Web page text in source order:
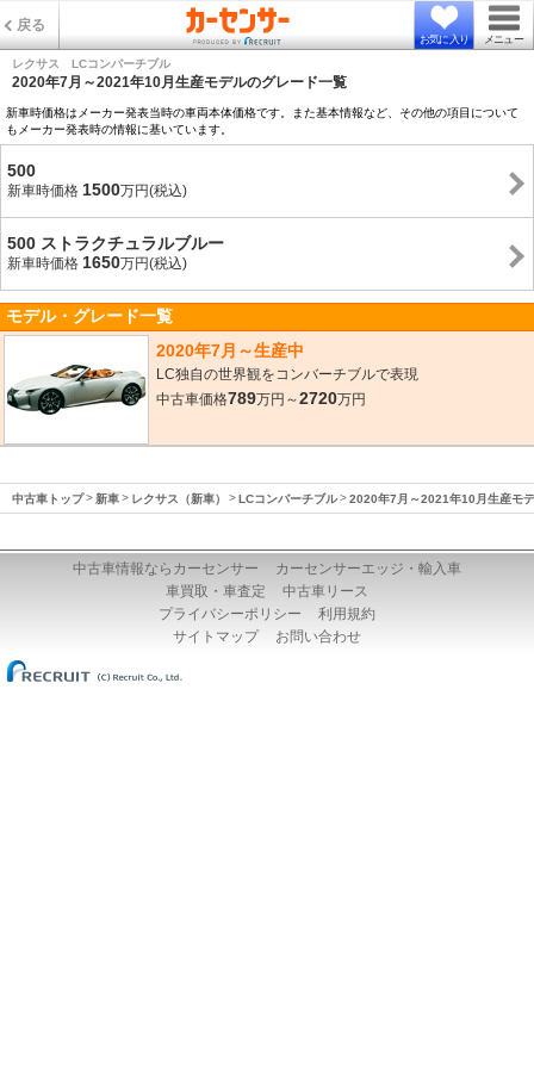
戻る
お気に入り メニュー
レクサス LCコンバーチブル
2020年7月～2021年10月生産モデルのグレード一覧
新車時価格はメーカー発表当時の車両本体価格です。また基本情報など、その他の項目について
もメーカー発表時の情報に基いています。
500
新車時価格 1500万円(税込)
500 ストラクチュラルブルー
新車時価格 1650万円(税込)
モデル・グレード一覧
2020年7月～生産中
LC独自の世界観をコンバーチブルで表現
中古車価格789万円～2720万円
中古車トップ 新車 レクサス（新車） LCコンバーチブル 2020年7月～2021年10月生産モ
中古車情報ならカーセンサー
カーセンサーエッジ・輸入車
車買取・車査定
中古車リース
プライバシーポリシー
利用規約
サイトマップ
お問い合わせ